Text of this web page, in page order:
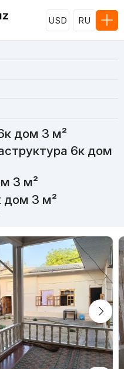
USD RU
дом 3 м²
6к дом
3 м²
дом 3 м²